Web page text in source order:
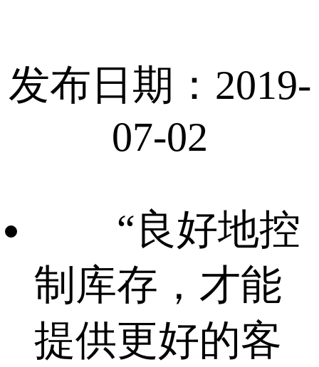
发布日期：2019-
07-02
“良好地控
制库存，才能
提供更好的客